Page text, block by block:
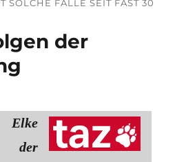
SOLCHE FÄLLE SEIT FAST 30
der
Elke
der